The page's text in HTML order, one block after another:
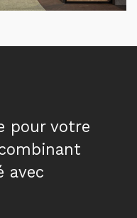
pour votre
avec